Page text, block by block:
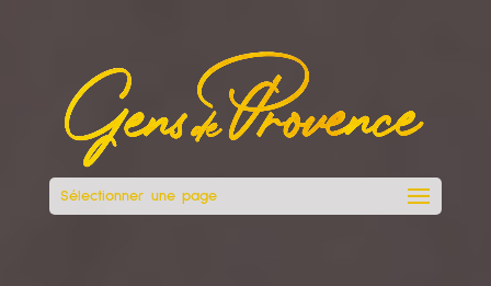
Sélectionner une page